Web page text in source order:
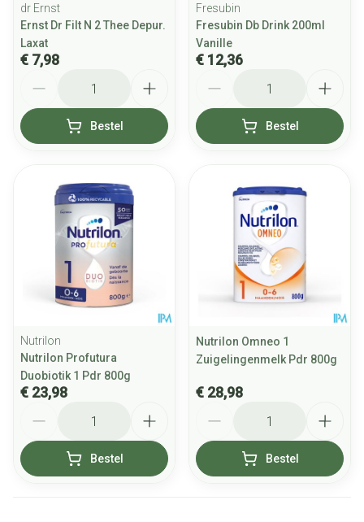
dr Ernst
Ernst Dr Filt N 2 Thee Depur.
Laxat
€ 7,98
Bestel
Fresubin
Fresubin Db Drink 200ml
Vanille
€ 12,36
Bestel
Nutrilon
Nutrilon Profutura
Duobiotik 1 Pdr 800g
€ 23,98
Bestel
Nutrilon Omneo 1
Zuigelingenmelk Pdr 800g
€ 28,98
Bestel